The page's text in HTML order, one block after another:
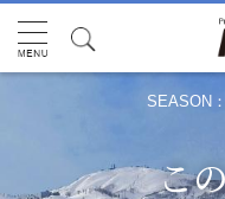
SEASON：
こ
こ